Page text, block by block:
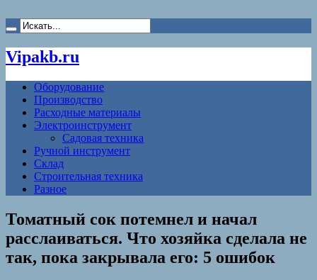
Vipakb.ru
Оборудование
Производство
Расходные материалы
Электроинструмент
Садовая техника
Ручной инструмент
Склад
Строительная техника
Разное
Томатный сок потемнел и начал
расслаиваться. Что хозяйка сделала не
так, пока закрывала его: 5 ошибок